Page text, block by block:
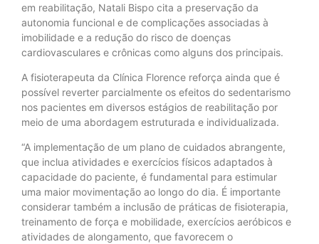
em reabilitação, Natali Bispo cita a preservação da
autonomia funcional e de complicações associadas à
imobilidade e a redução do risco de doenças
cardiovasculares e crônicas como alguns dos principais.
A fisioterapeuta da Clínica Florence reforça ainda que é
possível reverter parcialmente os efeitos do sedentarismo
nos pacientes em diversos estágios de reabilitação por
meio de uma abordagem estruturada e individualizada.
“A implementação de um plano de cuidados abrangente,
que inclua atividades e exercícios físicos adaptados à
capacidade do paciente, é fundamental para estimular
uma maior movimentação ao longo do dia. É importante
considerar também a inclusão de práticas de fisioterapia,
treinamento de força e mobilidade, exercícios aeróbicos e
atividades de alongamento, que favorecem o